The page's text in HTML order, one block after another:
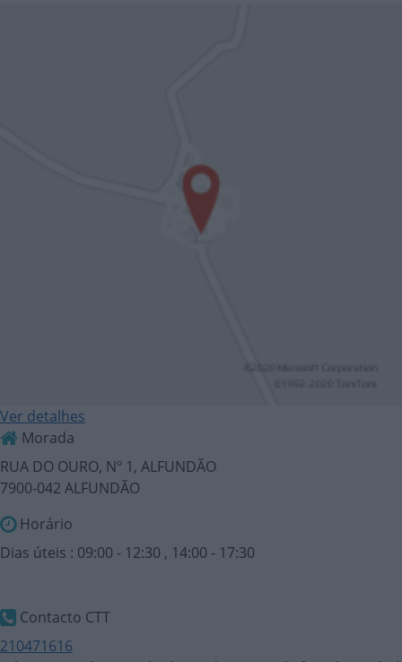
Ver detalhes
Morada
RUA DO OURO, Nº 1, ALFUNDÃO
7900-042 ALFUNDÃO
Horário
Dias úteis : 09:00 - 12:30 , 14:00 - 17:30
Contacto CTT
210471616